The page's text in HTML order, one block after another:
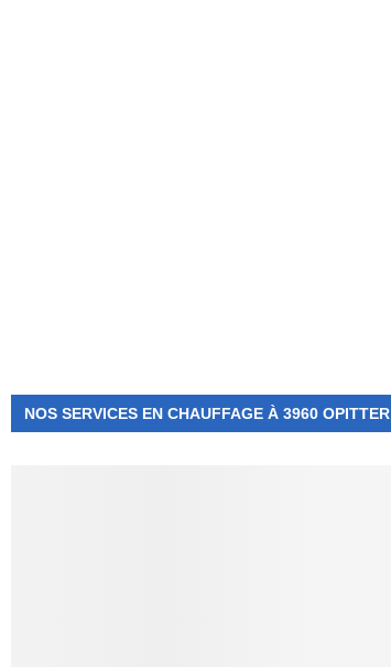
NOS SERVICES EN CHAUFFAGE À 3960 OPITTER